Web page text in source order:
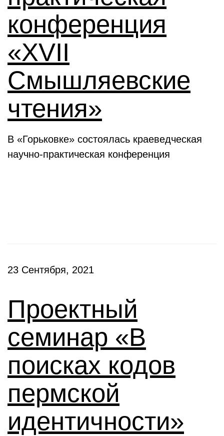
конференция
«XVII
Смышляевские
чтения»
В «Горьковке» состоялась краеведческая
научно-практическая конференция
23 Сентября, 2021
Проектный
семинар «В
поисках кодов
пермской
идентичности»